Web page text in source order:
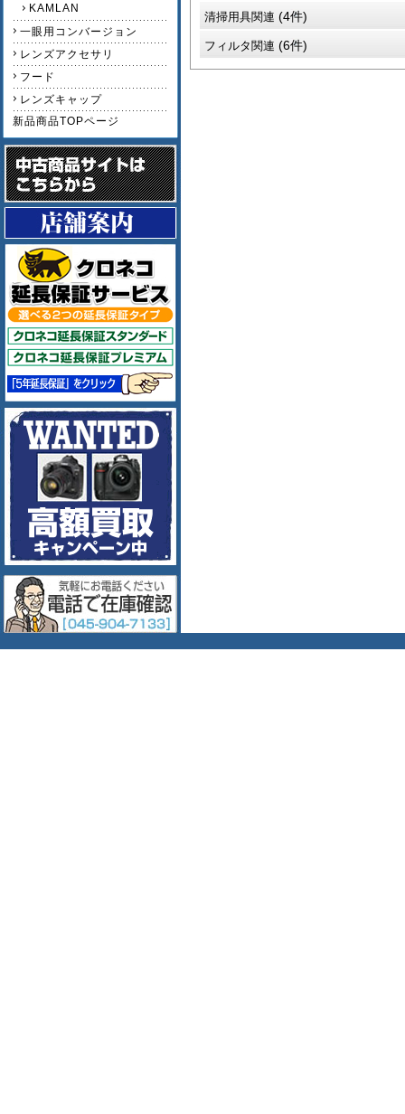
KAMLAN
一眼用コンバージョン
レンズアクセサリ
フード
レンズキャップ
新品商品TOPページ
清掃用具関連 (4件)
フィルタ関連 (6件)